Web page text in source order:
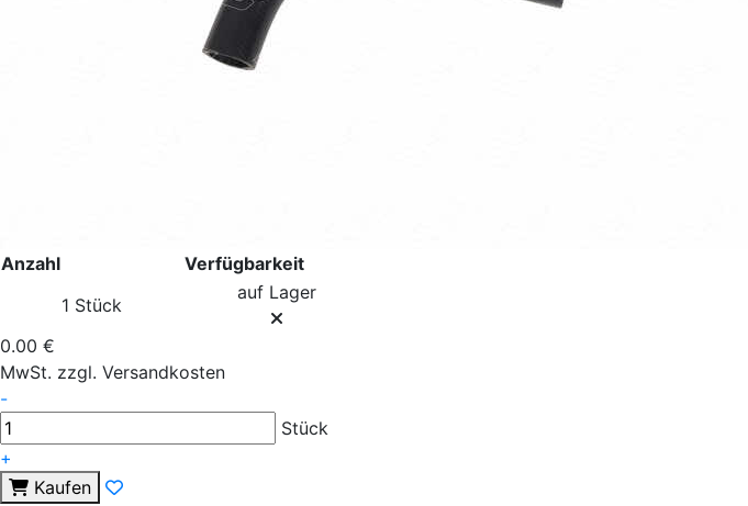
Anzahl
Verfügbarkeit
1 Stück
auf Lager
0.00 €
MwSt. zzgl. Versandkosten
-
Stück
+
Kaufen